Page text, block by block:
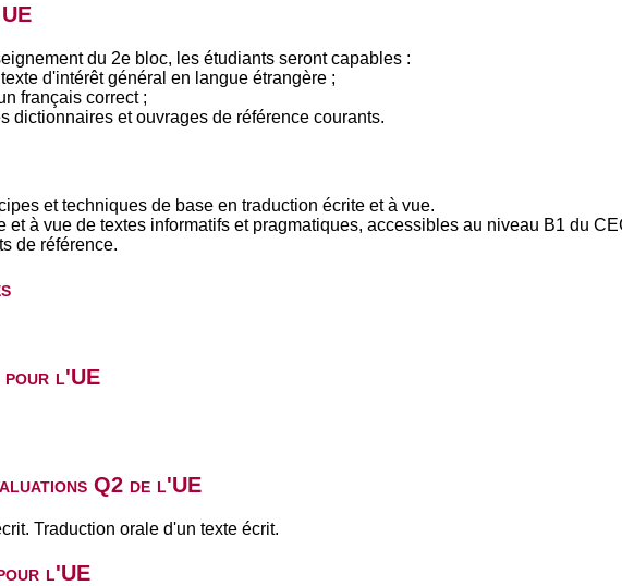
du 2e bloc, les étudiants seront capables :
d'intérêt général en langue étrangère ;
français correct ;
dictionnaires et ouvrages de référence courants.
et techniques de base en traduction écrite et à vue.
et à vue de textes informatifs et pragmatiques, accessibles au niveau B1 du
de référence.
pour l'UE
Q2 de l'UE
Traduction orale d'un texte écrit.
l'UE